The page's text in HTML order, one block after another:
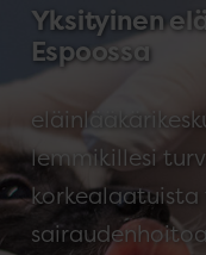
Yksityinen
Espoossa
lemmikillesi
korkealaatuista